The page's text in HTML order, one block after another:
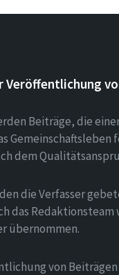
Veröffentlichung
Beiträge, die
dem
die Verfasser
das
übernommen.
von